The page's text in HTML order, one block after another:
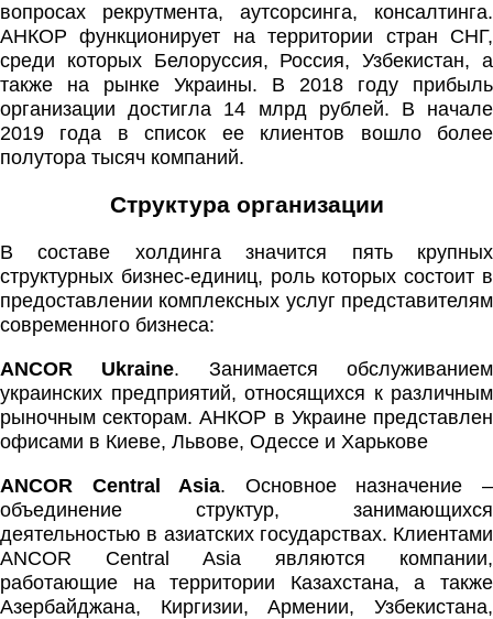
вопросах рекрутмента, аутсорсинга, консалтинга.
АНКОР функционирует на территории стран СНГ,
среди которых Белоруссия, Россия, Узбекистан, а
также на рынке Украины. В 2018 году прибыль
организации достигла 14 млрд рублей. В начале
2019 года в список ее клиентов вошло более
полутора тысяч компаний.
Структура организации
В составе холдинга значится пять крупных
структурных бизнес-единиц, роль которых состоит в
предоставлении комплексных услуг представителям
современного бизнеса:
ANCOR Ukraine. Занимается обслуживанием
украинских предприятий, относящихся к различным
рыночным секторам. АНКОР в Украине представлен
офисами в Киеве, Львове, Одессе и Харькове
ANCOR Central Asia. Основное назначение –
объединение структур, занимающихся
деятельностью в азиатских государствах. Клиентами
ANCOR Central Asia являются компании,
работающие на территории Казахстана, а также
Азербайджана, Киргизии, Армении, Узбекистана,